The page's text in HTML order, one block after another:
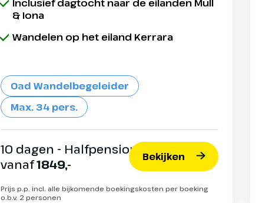
Inclusief dagtocht naar de eilanden Mull
& Iona
Wandelen op het eiland Kerrara
Oad Wandelbegeleider
Max. 34 pers.
10 dagen - Halfpension
vanaf1849,- Bekijken
Prijs p.p. incl. alle bijkomende boekingskosten per boeking
o.b.v. 2 personen